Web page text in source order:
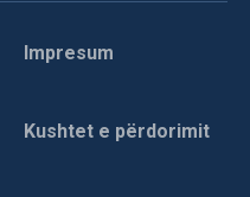
Impresum
Kushtet e përdorimit